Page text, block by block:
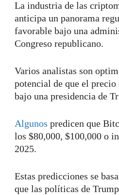
La industria de las
anticipa un panorama
favorable bajo una
Congreso republicano.
Varios analistas son
potencial de que el
bajo una presidencia de
Algunos predicen que
los $80,000, $100,000 o
2025.
Estas predicciones se
que las políticas de